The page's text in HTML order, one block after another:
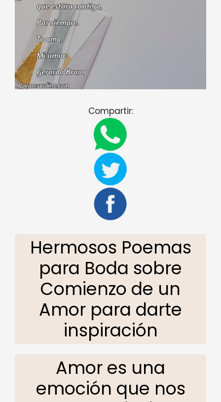
Compartir:
Hermosos Poemas
para Boda sobre
Comienzo de un
Amor para darte
inspiración
Amor es una
emoción que nos